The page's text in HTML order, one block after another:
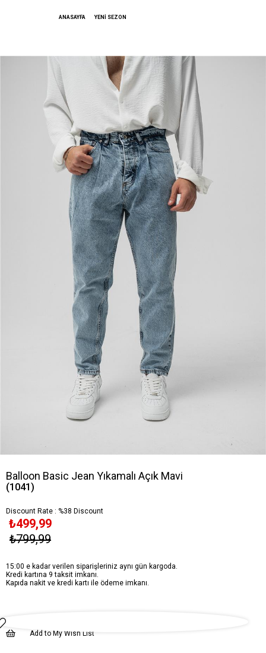
ANASAYFA YENİ SEZON
Balloon Basic Jean Yıkamalı Açık Mavi
(1041)
Discount Rate : %38 Discount
₺799,99
₺499,99
15:00 e kadar verilen siparişleriniz aynı gün kargoda.
Kredi kartına 9 taksit imkanı.
Kapıda nakit ve kredi kartı ile ödeme imkanı.
Add to My Wish List